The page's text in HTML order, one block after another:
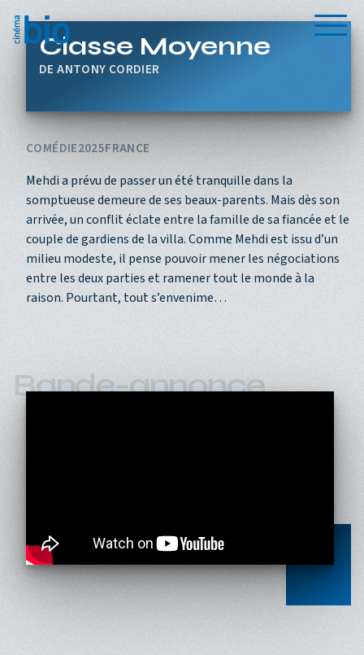
Classe Moyenne
ANTONY CORDIER
COMÉDIE2025FRANCE
Mehdi a prévu de passer un été tranquille dans la
somptueuse demeure de ses beaux-parents. Mais dès son
arrivée, un conflit éclate entre la famille de sa fiancée et le
couple de gardiens de la villa. Comme Mehdi est issu d’un
milieu modeste, il pense pouvoir mener les négociations
entre les deux parties et ramener tout le monde à la
raison. Pourtant, tout s’envenime…
Bande-annonce